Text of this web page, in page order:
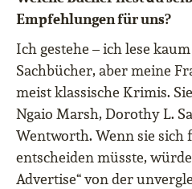
Empfehlungen für uns?
Ich gestehe – ich lese
Sachbücher, aber meine
meist klassische Krimis.
Ngaio Marsh, Dorothy L.
Wentworth. Wenn sie sich
entscheiden müsste,
Advertise“ von der